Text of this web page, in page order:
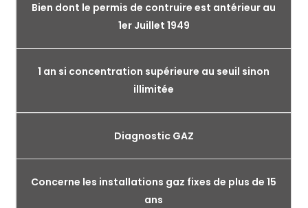
Bien dont le permis de contruire est antérieur au
1er Juillet 1949
1 an si concentration supérieure au seuil sinon
illimitée
Diagnostic GAZ
Concerne les installations gaz fixes de plus de 15
ans